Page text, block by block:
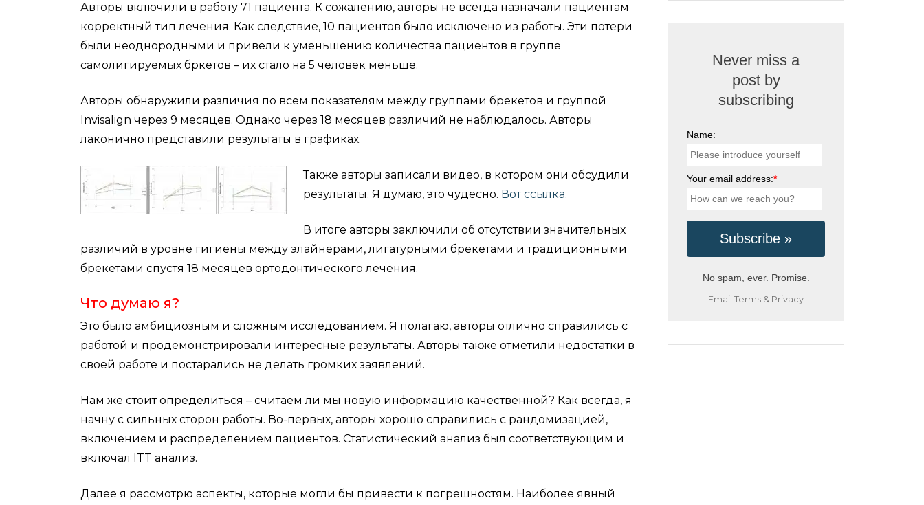
Авторы включили в работу 71 пациента. К сожалению, авторы не всегда назначали пациентам
корректный тип лечения. Как следствие, 10 пациентов было исключено из работы. Эти потери
были неоднородными и привели к уменьшению количества пациентов в группе
самолигируемых бркетов – их стало на 5 человек меньше.
Авторы обнаружили различия по всем показателям между группами брекетов и группой
Invisalign через 9 месяцев. Однако через 18 месяцев различий не наблюдалось. Авторы
лаконично представили результаты в графиках.
Также авторы записали видео, в котором они обсудили
результаты. Я думаю, это чудесно. Вот ссылка.
В итоге авторы заключили об отсутствии значительных
различий в уровне гигиены между элайнерами, лигатурными брекетами и традиционными
брекетами спустя 18 месяцев ортодонтического лечения.
Что думаю я?
Это было амбициозным и сложным исследованием. Я полагаю, авторы отлично справились с
работой и продемонстрировали интересные результаты. Авторы также отметили недостатки в
своей работе и постарались не делать громких заявлений.
Нам же стоит определиться – считаем ли мы новую информацию качественной? Как всегда, я
начну с сильных сторон работы. Во-первых, авторы хорошо справились с рандомизацией,
включением и распределением пациентов. Статистический анализ был соответствующим и
включал ITT анализ.
Далее я рассмотрю аспекты, которые могли бы привести к погрешностям. Наиболее явный
Never miss a
post by
subscribing
Name:
Your email address:*
No spam, ever. Promise.
Email Terms & Privacy